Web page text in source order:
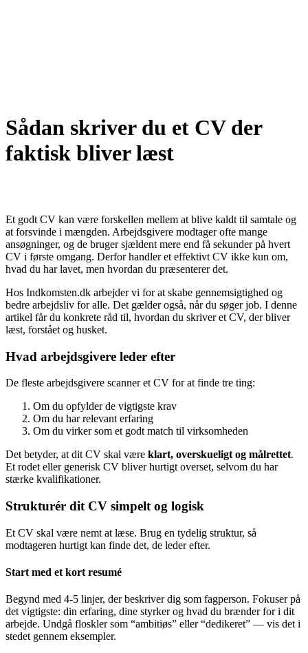
Sådan skriver du et CV der
faktisk bliver læst
Et godt CV kan være forskellen mellem at blive kaldt til samtale og
at forsvinde i mængden. Arbejdsgivere modtager ofte mange
ansøgninger, og de bruger sjældent mere end få sekunder på hvert
CV i første omgang. Derfor handler et effektivt CV ikke kun om,
hvad du har lavet, men hvordan du præsenterer det.
Hos Indkomsten.dk arbejder vi for at skabe gennemsigtighed og
bedre arbejdsliv for alle. Det gælder også, når du søger job. I denne
artikel får du konkrete råd til, hvordan du skriver et CV, der bliver
læst, forstået og husket.
Hvad arbejdsgivere leder efter
De fleste arbejdsgivere scanner et CV for at finde tre ting:
Om du opfylder de vigtigste krav
Om du har relevant erfaring
Om du virker som et godt match til virksomheden
Det betyder, at dit CV skal være klart, overskueligt og målrettet.
Et rodet eller generisk CV bliver hurtigt overset, selvom du har
stærke kvalifikationer.
Strukturér dit CV simpelt og logisk
Et CV skal være nemt at læse. Brug en tydelig struktur, så
modtageren hurtigt kan finde det, de leder efter.
Start med et kort resumé
Begynd med 4-5 linjer, der beskriver dig som fagperson. Fokuser på
det vigtigste: din erfaring, dine styrker og hvad du brænder for i dit
arbejde. Undgå floskler som “ambitiøs” eller “dedikeret” — vis det i
stedet gennem eksempler.